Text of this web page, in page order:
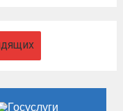
ОТ 18
денежное
400 000 руб.